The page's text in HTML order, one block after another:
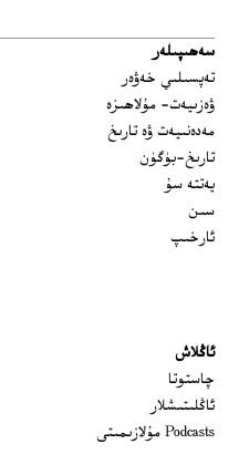
سەھىپىلەر
تەپسىلىي خەۋەر
ۋەزىيەت- مۇلاھىزە
مەدەنىيەت ۋە تارىخ
تارىخ-بۈگۈن
يەتتە سۇ
سىن
ئارخىپ
ئاڭلاش
چاستوتا
ئاڭلىتىشلار
Podcasts مۇلازىمىتى